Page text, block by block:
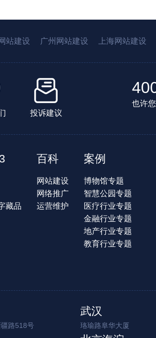
站建设 广州网站建设 上海网站建设
投诉建议
也许
藏品
百科
网站建设
网络推广
运营维护
案例
博物馆专题
智慧公园专题
医疗行业专题
金融行业专题
地产行业专题
教育行业专题
路518号
武汉
珞瑜路阜华大厦